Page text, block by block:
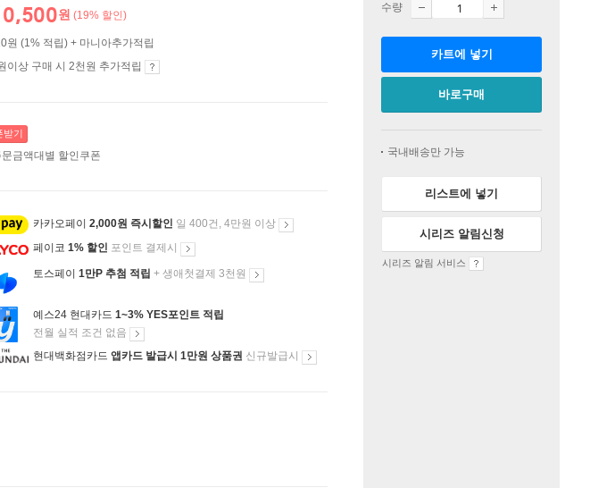
원 (19% 할인)
원 (1% 적립) + 마니아추가적립
이상 구매 시 2천원 추가적립
받기
문금액대별 할인쿠폰
카카오페이 2,000원 즉시할인 일 400건, 4만원 이상
페이코 1% 할인 포인트 결제시
토스페이 1만P 추첨 적립 + 생애첫결제 3천원
예스24 현대카드 1~3% YES포인트 적립
전월 실적 조건 없음
현대백화점카드 앱카드 발급시 1만원 상품권 신규발급시
수량
카트에 넣기
바로구매
국내배송만 가능
리스트에 넣기
시리즈 알림신청
시리즈 알림 서비스